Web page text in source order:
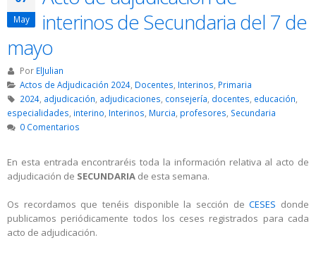
May
interinos de Secundaria del 7 de
mayo
Por ElJulian
Actos de Adjudicación 2024, Docentes Interinos Primaria
2024, adjudicación, adjudicaciones, consejería, docentes, educación,
especialidades, interino, Interinos, Murcia, profesores, Secundaria
0 Comentarios
En esta entrada encontraréis toda la información relativa al acto de
adjudicación de SECUNDARIA de esta semana.
Os recordamos que tenéis disponible la sección deCESES donde
publicamos periódicamente todos los ceses registrados para cada
acto de adjudicación.